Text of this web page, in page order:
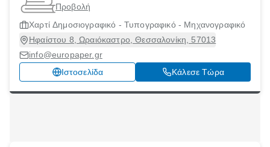
Προβολή
Χαρτί Δημοσιογραφικό - Τυπογραφικό - Μηχανογραφικό
Ηφαίστου 8, Ωραιόκαστρο, Θεσσαλονίκη, 57013
info@europaper.gr
Ιστοσελίδα
Κάλεσε Τώρα